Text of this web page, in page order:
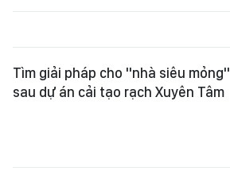
Tìm giải pháp cho "nhà siêu mỏng"
sau dự án cải tạo rạch Xuyên Tâm